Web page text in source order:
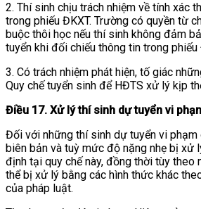
2. Thí sinh chịu trách nhiệm về tính xác
trong phiếu ĐKXT. Trường có quyền từ
buộc thôi học nếu thí sinh không đảm
tuyển khi đối chiếu thông tin trong
3. Có trách nhiệm phát hiện, tố giác
Quy chế tuyển sinh để HĐTS xử lý kịp
Điều 17. Xử lý thí sinh dự tuyển vi
Đối với những thí sinh dự tuyển vi phạm
biên bản và tuỳ mức độ nặng nhẹ bị xử
định tại quy chế này, đồng thời tùy theo
thể bị xử lý bằng các hình thức khác
của pháp luật.